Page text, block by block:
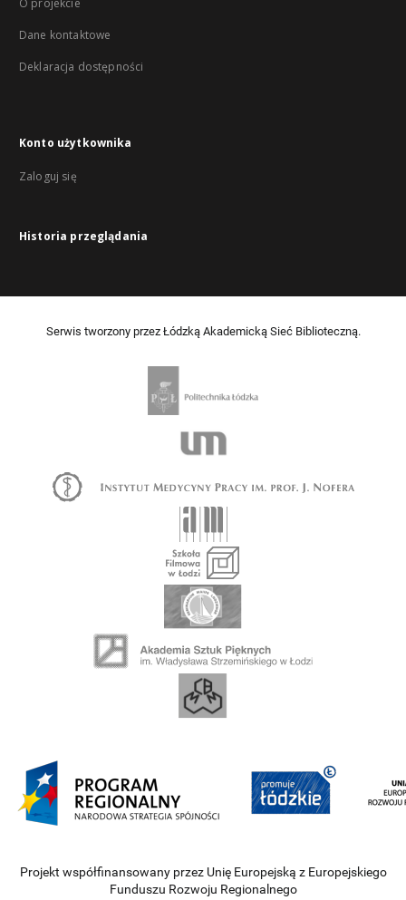
O projekcie
Dane kontaktowe
Deklaracja dostępności
Konto użytkownika
Zaloguj się
Historia przeglądania
Serwis tworzony przez Łódzką Akademicką Sieć Biblioteczną.
Projekt współfinansowany przez Unię Europejską z Europejskiego
Funduszu Rozwoju Regionalnego